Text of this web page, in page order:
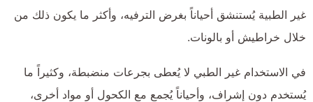
غير الطبية يُستنشق أحياناً بغرض الترفيه، وأكثر ما يكون ذلك من
خلال خراطيش أو بالونات.
في الاستخدام غير الطبي لا يُعطى بجرعات منضبطة، وكثيراً ما
يُستخدم دون إشراف، وأحياناً يُجمع مع الكحول أو مواد أخرى،